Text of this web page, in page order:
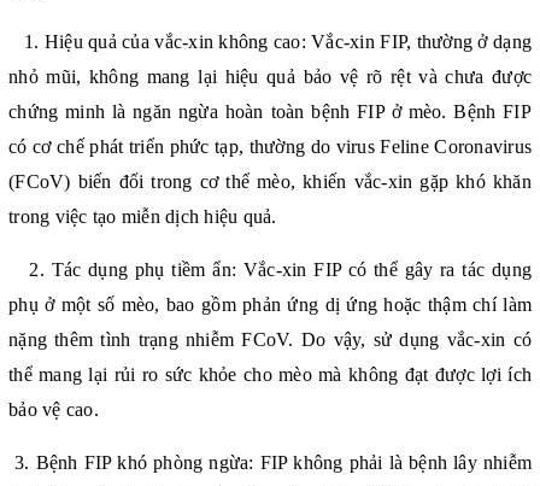
1. Hiệu quả của vắc-xin không cao: Vắc-xin FIP, thường ở dạng
nhỏ mũi, không mang lại hiệu quả bảo vệ rõ rệt và chưa được
chứng minh là ngăn ngừa hoàn toàn bệnh FIP ở mèo. Bệnh FIP
có cơ chế phát triển phức tạp, thường do virus Feline Coronavirus
(FCoV) biến đổi trong cơ thể mèo, khiến vắc-xin gặp khó khăn
trong việc tạo miễn dịch hiệu quả.
2. Tác dụng phụ tiềm ẩn: Vắc-xin FIP có thể gây ra tác dụng
phụ ở một số mèo, bao gồm phản ứng dị ứng hoặc thậm chí làm
nặng thêm tình trạng nhiễm FCoV. Do vậy, sử dụng vắc-xin có
thể mang lại rủi ro sức khỏe cho mèo mà không đạt được lợi ích
bảo vệ cao.
3. Bệnh FIP khó phòng ngừa: FIP không phải là bệnh lây nhiễm